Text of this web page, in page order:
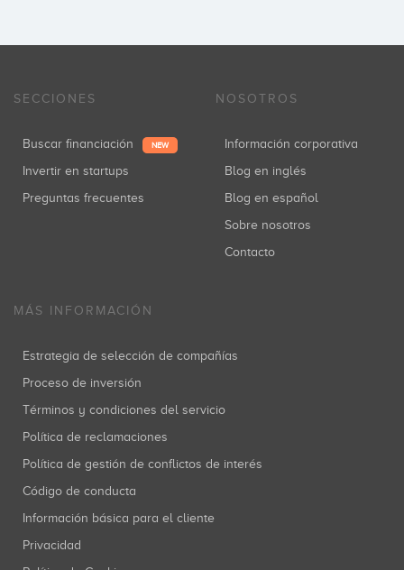
SECCIONES
Buscar financiación NEW
Invertir en startups
Preguntas frecuentes
NOSOTROS
Información corporativa
Blog en inglés
Blog en español
Sobre nosotros
Contacto
MÁS INFORMACIÓN
Estrategia de selección de compañías
Proceso de inversión
Términos y condiciones del servicio
Política de reclamaciones
Política de gestión de conflictos de interés
Código de conducta
Información básica para el cliente
Privacidad